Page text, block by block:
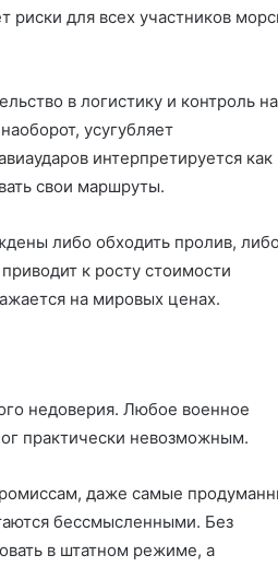
риски для всех участников
в логистику и контроль
усугубляет
интерпретируется как
свои маршруты.
либо обходить пролив, либо
к росту стоимости
на мировых ценах.
недоверия. Любое военное
практически невозможным.
даже самые
бессмысленными. Без
в штатном режиме, а